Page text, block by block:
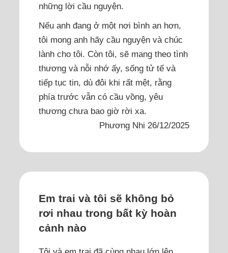
những lời cầu nguyện.
Nếu anh đang ở một nơi bình an hơn,
tôi mong anh hãy cầu nguyện và chúc
lành cho tôi. Còn tôi, sẽ mang theo tình
thương và nỗi nhớ ấy, sống tử tế và
tiếp tục tin, dù đôi khi rất mệt, rằng
phía trước vẫn có cầu vồng, yêu
thương chưa bao giờ rời xa.
Phương Nhi 26/12/2025
Em trai và tôi sẽ không bỏ
rơi nhau trong bất kỳ hoàn
cảnh nào